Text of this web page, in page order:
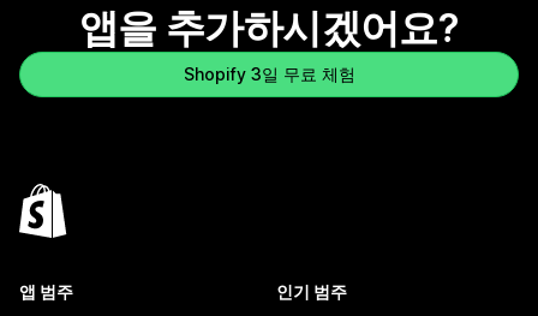
앱을 추가하시겠어요?
Shopify 3일 무료 체험
앱 범주 인기 범주